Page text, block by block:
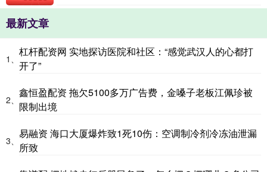
最新文章
1、
杠杆配资网 实地探访医院和社区：“感觉武汉人的心都打
开了”
2、
鑫恒盈配资 拖欠5100多万广告费，金嗓子老板江佩珍被
限制出境
3、
易融资 海口大厦爆炸致1死10伤：空调制冷剂冷冻油泄漏
所致